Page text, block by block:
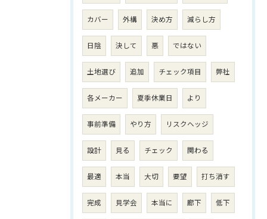
カバー 外構 決め方 減らし方
日陰 決して 悪 ではない
土地選び 追加 チェック項目 弊社
各メーカー 夏季休業日 より
事前準備 やり方 リスクヘッジ
設計 見る チェック 関わる
最適 本当 大切 要望 打ち消す
完成 見学会 本当に 廊下 低下